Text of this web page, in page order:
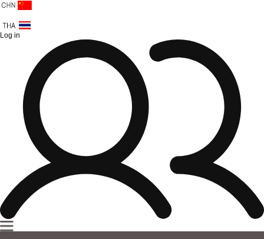
Log in